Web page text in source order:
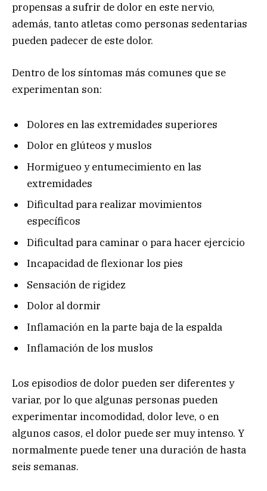
propensas a sufrir de dolor en este nervio,
además, tanto atletas como personas sedentarias
pueden padecer de este dolor.
Dentro de los síntomas más comunes que se
experimentan son:
Dolores en las extremidades superiores
Dolor en glúteos y muslos
Hormigueo y entumecimiento en las
extremidades
Dificultad para realizar movimientos
específicos
Dificultad para caminar o para hacer ejercicio
Incapacidad de flexionar los pies
Sensación de rigidez
Dolor al dormir
Inflamación en la parte baja de la espalda
Inflamación de los muslos
Los episodios de dolor pueden ser diferentes y
variar, por lo que algunas personas pueden
experimentar incomodidad, dolor leve, o en
algunos casos, el dolor puede ser muy intenso. Y
normalmente puede tener una duración de hasta
seis semanas.